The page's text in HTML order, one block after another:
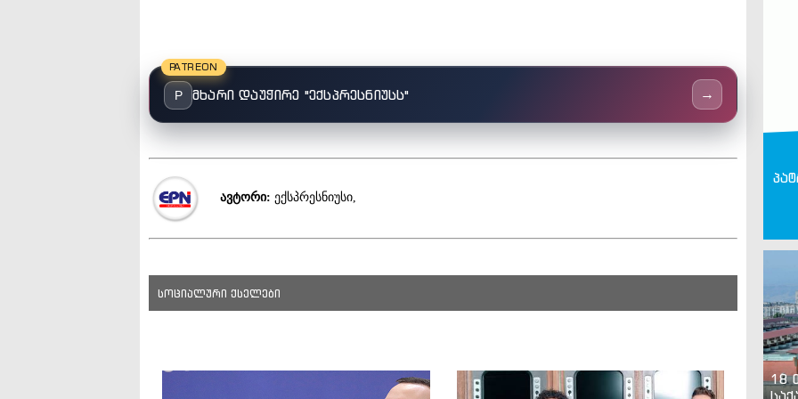
PATREON
P მხარი დაუჭირე "ექსპრესნიუსს" →
ავტორი: ექსპრესნიუსი,
სოციალური ქსელები
18